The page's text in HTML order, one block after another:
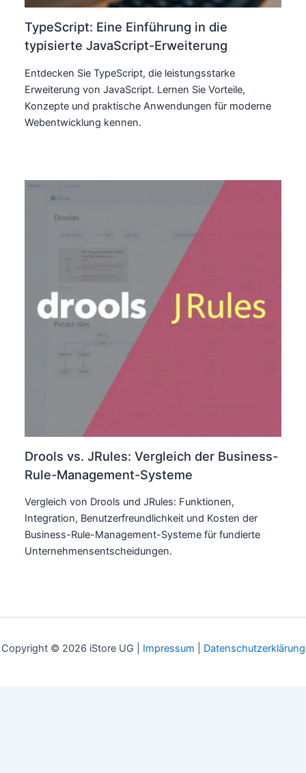
TypeScript: Eine Einführung in die
typisierte JavaScript-Erweiterung
Entdecken Sie TypeScript, die leistungsstarke
Erweiterung von JavaScript. Lernen Sie Vorteile,
Konzepte und praktische Anwendungen für moderne
Webentwicklung kennen.
Drools vs. JRules: Vergleich der Business-
Rule-Management-Systeme
Vergleich von Drools und JRules: Funktionen,
Integration, Benutzerfreundlichkeit und Kosten der
Business-Rule-Management-Systeme für fundierte
Unternehmensentscheidungen.
Copyright © 2026 iStore UG | Impressum Datenschutzerklärung